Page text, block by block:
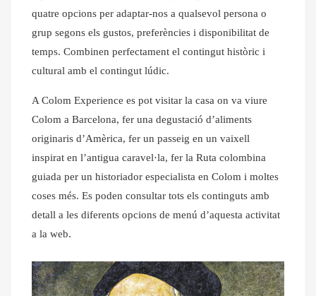
quatre opcions per adaptar-nos a qualsevol persona o
grup segons els gustos, preferències i disponibilitat de
temps. Combinen perfectament el contingut històric i
cultural amb el contingut lúdic.
A Colom Experience es pot visitar la casa on va viure
Colom a Barcelona, fer una degustació d’aliments
originaris d’Amèrica, fer un passeig en un vaixell
inspirat en l’antigua caravel·la, fer la Ruta colombina
guiada per un historiador especialista en Colom i moltes
coses més. Es poden consultar tots els continguts amb
detall a les diferents opcions de menú d’aquesta activitat
a la web.